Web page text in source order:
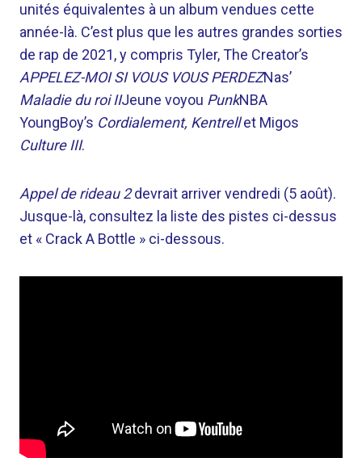
unités équivalentes à un album vendues cette
année-là. C’est plus que les autres grandes sorties
de rap de 2021, y compris Tyler, The Creator’s
APPELEZ-MOI SI VOUS VOUS PERDEZNas’
Maladie du roi IIJeune voyou PunkNBA
YoungBoy’s Cordialement, Kentrellet Migos
Culture III.
Appel de rideau 2devrait arriver vendredi (5 août).
Jusque-là, consultez la liste des pistes ci-dessus
et « Crack A Bottle » ci-dessous.